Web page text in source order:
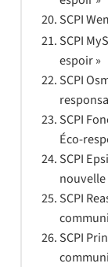
SCPI
SCPI
espoir »
SCPI
SCPI
Éco-
SCPI
nouvelle
SCPI
SCPI